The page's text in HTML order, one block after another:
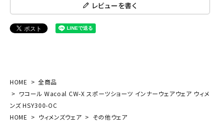
レビューを書く
HOME
全商品
ワコール Wacoal CW-X スポーツショーツ インナーウェアウェア ウィメ
ンズ HSY300-OC
HOME
ウィメンズウェア
その他ウェア